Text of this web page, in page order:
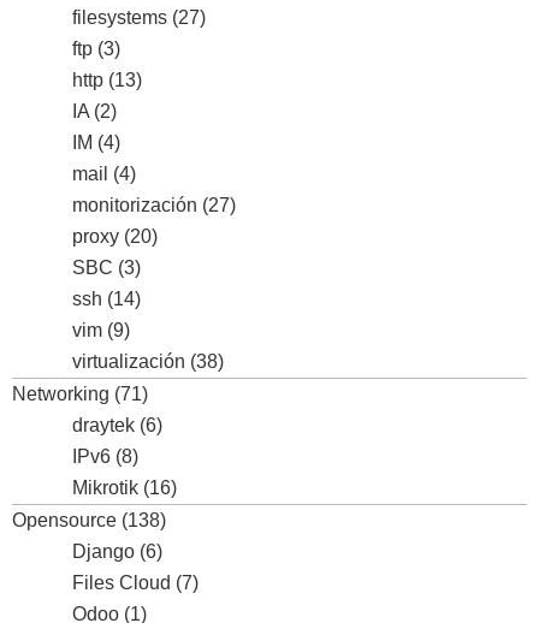
filesystems (27)
ftp (3)
http (13)
IA (2)
IM (4)
mail (4)
monitorización (27)
proxy (20)
SBC (3)
ssh (14)
vim (9)
virtualización (38)
Networking (71)
draytek (6)
IPv6 (8)
Mikrotik (16)
Opensource (138)
Django (6)
Files Cloud (7)
Odoo (1)